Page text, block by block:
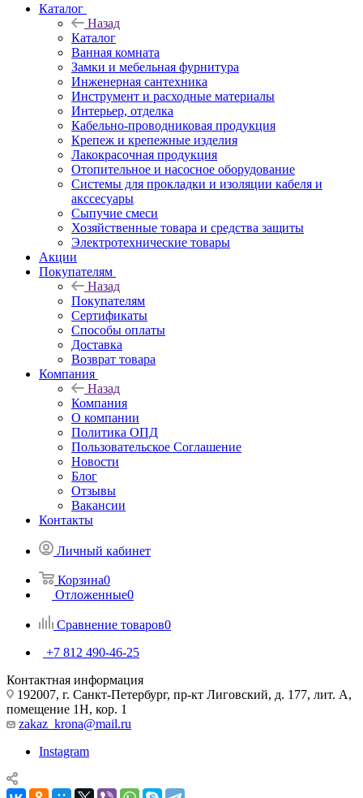
Каталог
Назад
Каталог
Ванная комната
Замки и мебельная фурнитура
Инженерная сантехника
Инструмент и расходные материалы
Интерьер, отделка
Кабельно-проводниковая продукция
Крепеж и крепежные изделия
Лакокрасочная продукция
Отопительное и насосное оборудование
Системы для прокладки и изоляции кабеля и
акссесуары
Сыпучие смеси
Хозяйственные товара и средства защиты
Электротехнические товары
Акции
Покупателям
Назад
Покупателям
Сертификаты
Способы оплаты
Доставка
Возврат товара
Компания
Назад
Компания
О компании
Политика ОПД
Пользовательское Соглашение
Новости
Блог
Отзывы
Вакансии
Контакты
Личный кабинет
Корзина0
Отложенные0
Сравнение товаров0
+7 812 490-46-25
Контактная информация
192007, г. Санкт-Петербург, пр-кт Лиговский, д. 177, лит. А,
помещение 1Н, кор. 1
zakaz_krona@mail.ru
Instagram